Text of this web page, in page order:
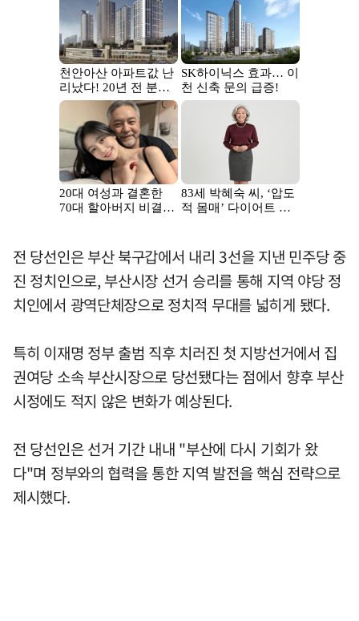
전 당선인은 부산 북구갑에서 내리 3선을 지낸 민주당 중
진 정치인으로, 부산시장 선거 승리를 통해 지역 야당 정
치인에서 광역단체장으로 정치적 무대를 넓히게 됐다.
특히 이재명 정부 출범 직후 치러진 첫 지방선거에서 집
권여당 소속 부산시장으로 당선됐다는 점에서 향후 부산
시정에도 적지 않은 변화가 예상된다.
전 당선인은 선거 기간 내내 "부산에 다시 기회가 왔
다"며 정부와의 협력을 통한 지역 발전을 핵심 전략으로
제시했다.